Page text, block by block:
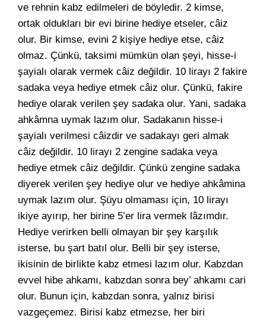
ve rehnin kabz edilmeleri de böyledir. 2 kimse,
ortak oldukları bir evi birine hediye etseler, câiz
olur. Bir kimse, evini 2 kişiye hediye etse, câiz
olmaz. Çünkü, taksimi mümkün olan şeyi, hisse-i
şayialı olarak vermek câiz değildir. 10 lirayı 2 fakire
sadaka veya hediye etmek câiz olur. Çünkü, fakire
hediye olarak verilen şey sadaka olur. Yani, sadaka
ahkâmna uymak lazım olur. Sadakanın hisse-i
şayialı verilmesi câizdir ve sadakayı geri almak
câiz değildir. 10 lirayı 2 zengine sadaka veya
hediye etmek câiz değildir. Çünkü zengine sadaka
diyerek verilen şey hediye olur ve hediye ahkâmina
uymak lazım olur. Şüyu olmaması için, 10 lirayı
ikiye ayırıp, her birine 5’er lira vermek lâzımdır.
Hediye verirken belli olmayan bir şey karşılık
isterse, bu şart batıl olur. Belli bir şey isterse,
ikisinin de birlikte kabz etmesi lazım olur. Kabzdan
evvel hibe ahkamı, kabzdan sonra bey’ ahkamı cari
olur. Bunun için, kabzdan sonra, yalnız birisi
vazgeçemez. Birisi kabz etmezse, her biri